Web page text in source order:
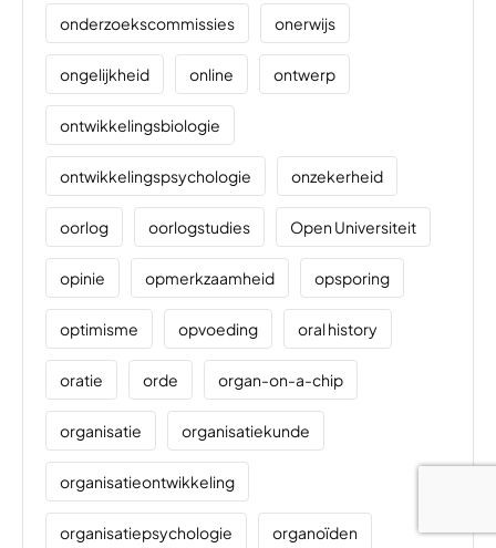
onderzoekscommissies onerwijs
ongelijkheid online ontwerp
ontwikkelingsbiologie
ontwikkelingspsychologie onzekerheid
oorlog oorlogstudies Open Universiteit
opinie opmerkzaamheid opsporing
optimisme opvoeding oral history
oratie orde organ-on-a-chip
organisatie organisatiekunde
organisatieontwikkeling
organisatiepsychologie organoïden